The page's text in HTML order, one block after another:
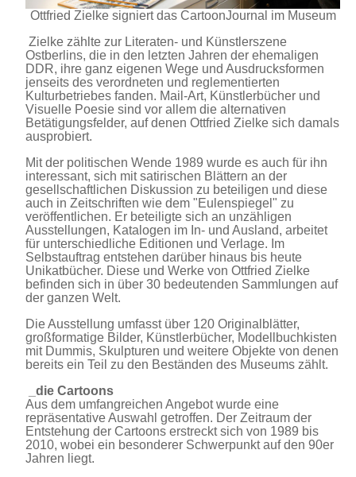
Ottfried Zielke signiert das CartoonJournal im Museum
Zielke zählte zur Literaten- und Künstlerszene
Ostberlins, die in den letzten Jahren der ehemaligen
DDR, ihre ganz eigenen Wege und Ausdrucksformen
jenseits des verordneten und reglementierten
Kulturbetriebes fanden. Mail-Art, Künstlerbücher und
Visuelle Poesie sind vor allem die alternativen
Betätigungsfelder, auf denen Ottfried Zielke sich damals
ausprobiert.
Mit der politischen Wende 1989 wurde es auch für ihn
interessant, sich mit satirischen Blättern an der
gesellschaftlichen Diskussion zu beteiligen und diese
auch in Zeitschriften wie dem "Eulenspiegel" zu
veröffentlichen. Er beteiligte sich an unzähligen
Ausstellungen, Katalogen im In- und Ausland, arbeitet
für unterschiedliche Editionen und Verlage. Im
Selbstauftrag entstehen darüber hinaus bis heute
Unikatbücher. Diese und Werke von Ottfried Zielke
befinden sich in über 30 bedeutenden Sammlungen auf
der ganzen Welt.
Die Ausstellung umfasst über 120 Originalblätter,
großformatige Bilder, Künstlerbücher, Modellbuchkisten
mit Dummis, Skulpturen und weitere Objekte von denen
bereits ein Teil zu den Beständen des Museums zählt.
_die Cartoons
Aus dem umfangreichen Angebot wurde eine
repräsentative Auswahl getroffen. Der Zeitraum der
Entstehung der Cartoons erstreckt sich von 1989 bis
2010, wobei ein besonderer Schwerpunkt auf den 90er
Jahren liegt.